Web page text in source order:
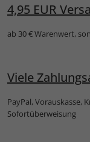
4,95 EUR
ab 30 € Warenwert,
Viele
PayPal, Vorauskasse,
Sofortüberweisung